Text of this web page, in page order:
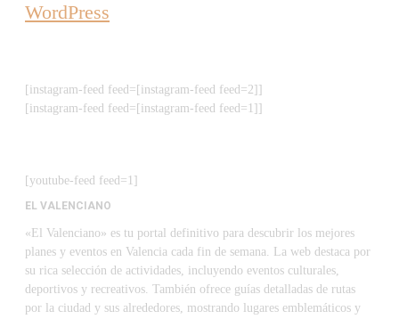
WordPress
[instagram-feed feed=[instagram-feed feed=2]]
[instagram-feed feed=[instagram-feed feed=1]]
[youtube-feed feed=1]
EL VALENCIANO
«El Valenciano» es tu portal definitivo para descubrir los mejores
planes y eventos en Valencia cada fin de semana. La web destaca por
su rica selección de actividades, incluyendo eventos culturales,
deportivos y recreativos. También ofrece guías detalladas de rutas
por la ciudad y sus alrededores, mostrando lugares emblemáticos y